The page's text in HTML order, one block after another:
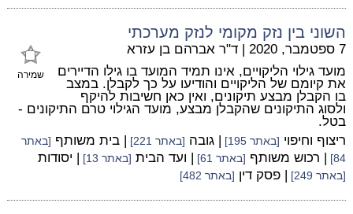
השוני בין נזק מקומי לנזק מערכתי
שמירה
7 ספטמבר, 2020 | ד"ר אברהם בן עזרא
מועד גילוי הליקויים, אינו תמיד המועד בו גילו הדיירים
את קיומם של הליקויים והודיעו על כך לקבלן. במצב
בו הקבלן מבצע תיקונים, ואין כאן חשיבות להיקף
ולסוג התיקונים שהקבלן מבצע, מועד הגילוי טרם התיקונים -
בטל.
ריצוף וחיפוי [באתר 195] | גובה [באתר 221] | בית משותף [באתר
84]
| רכוש משותף [באתר 61] | ועד הבית [באתר 13] | יסודות
[באתר 249] | פסק דין [באתר 482]